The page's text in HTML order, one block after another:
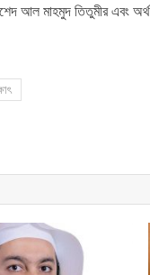
আল মাহমুদ তিতুমীর এবং